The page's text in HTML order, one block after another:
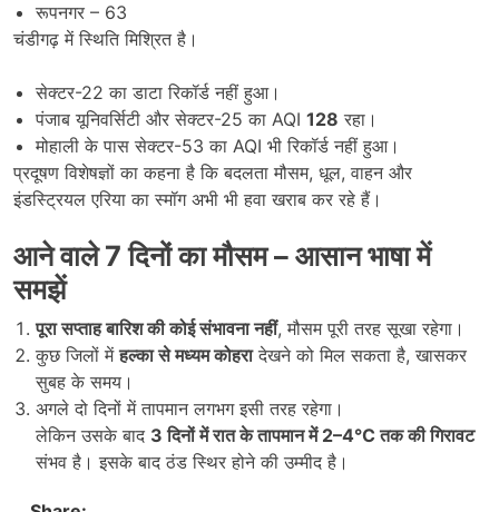
रूपनगर – 63
चंडीगढ़ में स्थिति मिश्रित है।
सेक्टर-22 का डाटा रिकॉर्ड नहीं हुआ।
पंजाब यूनिवर्सिटी और सेक्टर-25 का AQI 128 रहा।
मोहाली के पास सेक्टर-53 का AQI भी रिकॉर्ड नहीं हुआ।
प्रदूषण विशेषज्ञों का कहना है कि बदलता मौसम, धूल, वाहन और
इंडस्ट्रियल एरिया का स्मॉग अभी भी हवा खराब कर रहे हैं।
आने वाले7दिनों का मौसम– आसान भाषा में
समझें
पूरा सप्ताह बारिश की कोई संभावना नहीं, मौसम पूरी तरह सूखा रहेगा।
कुछ जिलों मेंहल्का से मध्यम कोहरादेखने को मिल सकता है, खासकर
सुबह के समय।
अगले दो दिनों में तापमान लगभग इसी तरह रहेगा।
लेकिन उसके बाद 3दिनों में रात के तापमान में 2–4°Cतक की गिरावट
संभव है। इसके बाद ठंड स्थिर होने की उम्मीद है।